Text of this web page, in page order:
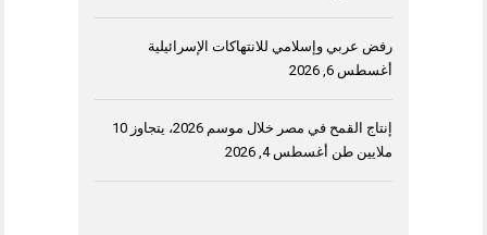
رفض عربي وإسلامي للانتهاكات الإسرائيلية
أغسطس 6, 2026
إنتاج القمح في مصر خلال موسم 2026، يتجاوز 10
ملايين طن أغسطس 4, 2026